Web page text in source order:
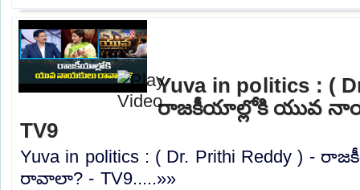
Yuva in politics : (
రాజకీయాల్లోకి యువ
TV9
Yuva in politics : ( Dr. Prithi Reddy ) -
రావాలా? - TV9.....»»